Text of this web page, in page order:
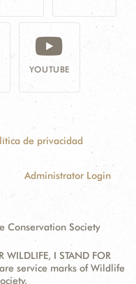
YOUTUBE
de privacidad
Administrator Login
Conservation Society
WILDLIFE, I STAND FOR
are service marks of Wildlife